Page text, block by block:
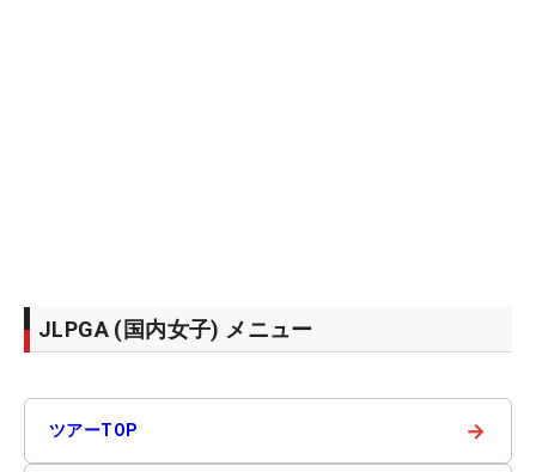
JLPGA (国内女子) メニュー
ツアーTOP →